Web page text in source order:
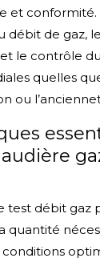
et
débit de gaz,
le contrôle
quelles
ou
test débit
quantité